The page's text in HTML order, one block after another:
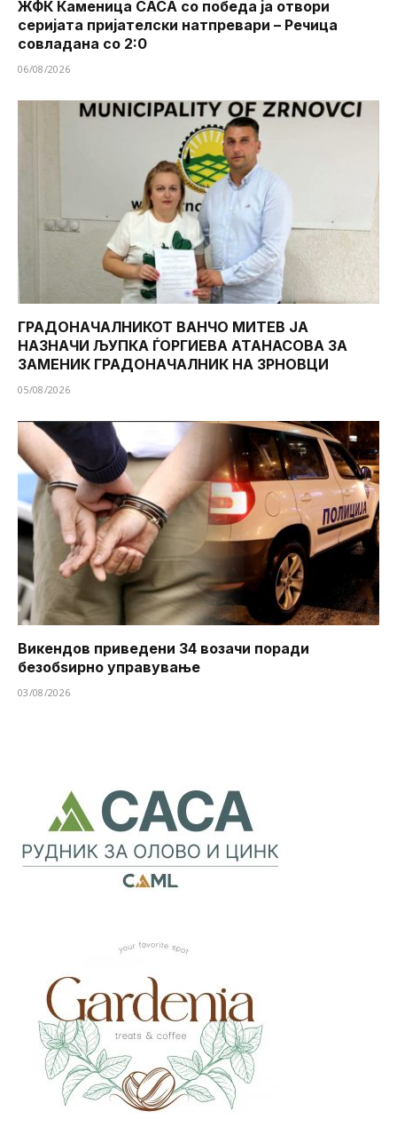
ЖФК Каменица САСА со победа ја отвори
серијата пријателски натпревари – Речица
совладана со 2:0
06/08/2026
ГРАДОНАЧАЛНИКОТ ВАНЧО МИТЕВ ЈА
НАЗНАЧИ ЉУПКА ЃОРГИЕВА АТАНАСОВА ЗА
ЗАМЕНИК ГРАДОНАЧАЛНИК НА ЗРНОВЦИ
05/08/2026
Викендов приведени 34 возачи поради
безобѕирно управување
03/08/2026